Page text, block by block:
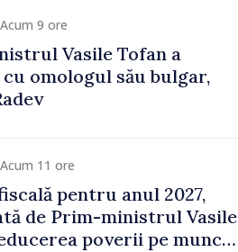
9 ore
Vasile Tofan a
omologul său bulgar,
11 ore
pentru anul 2027,
de Prim-ministrul Vasile
poverii pe muncă,